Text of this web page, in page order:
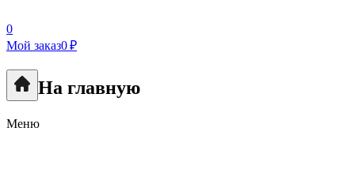
0
Мой заказ0 ₽
На главную
Меню